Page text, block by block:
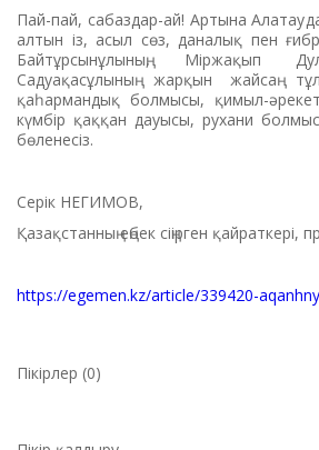
Пай-пай, сабаздар-ай! Ар­тына
алтын із, асыл сөз, даналық пен
Бай­тұрсынұлының, Міржақып
Садуақасұлы­ның жарқын жайсаң
қаһармандық болмысы, қимыл-
күмбір қаққан дауысы, рухани
бөленесіз.
Серік НЕГИМОВ,
Қазақстанның еңбек сіңірген қайраткері,
https://egemen.kz/article/339420-
Пікірлер (0)